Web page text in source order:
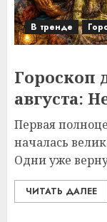
В тренде
Гороскоп
августа:
Первая
началась
Одни уже
ЧИТАТЬ ДАЛЕЕ